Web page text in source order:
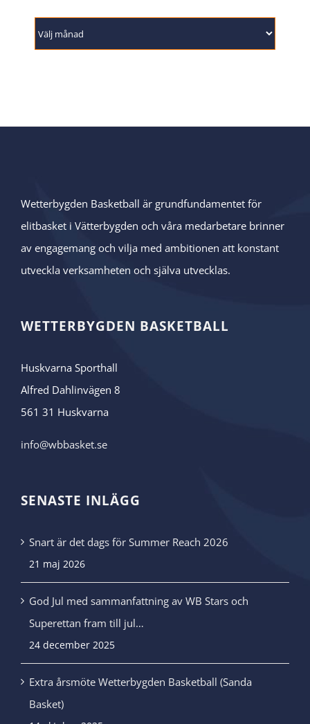
Arkiv
Wetterbygden Basketball är grundfundamentet för
elitbasket i Vätterbygden och våra medarbetare brinner
av engagemang och vilja med ambitionen att konstant
utveckla verksamheten och själva utvecklas.
WETTERBYGDEN BASKETBALL
Huskvarna Sporthall
Alfred Dahlinvägen 8
561 31 Huskvarna
info@wbbasket.se
SENASTE INLÄGG
Snart är det dags för Summer Reach 2026
21 maj 2026
God Jul med sammanfattning av WB Stars och
Superettan fram till jul…
24 december 2025
Extra årsmöte Wetterbygden Basketball (Sanda
Basket)